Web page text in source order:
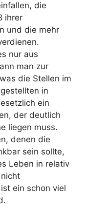
die
ihrer
und die mehr
nur aus
man zur
die Stellen im
in
ein
der deutlich
liegen muss.
denen die
sein sollte,
Leben in relativ
ein schon viel